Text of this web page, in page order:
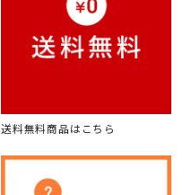
送料無料商品はこちら